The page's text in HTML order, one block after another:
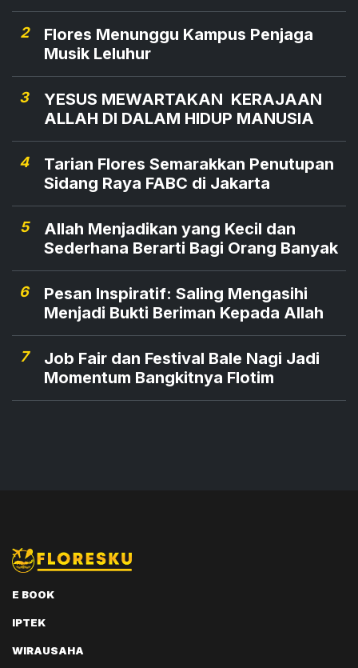
2
Flores Menunggu Kampus Penjaga
Musik Leluhur
3
YESUS MEWARTAKAN KERAJAAN
ALLAH DI DALAM HIDUP MANUSIA
4
Tarian Flores Semarakkan Penutupan
Sidang Raya FABC di Jakarta
5
Allah Menjadikan yang Kecil dan
Sederhana Berarti Bagi Orang Banyak
6
Pesan Inspiratif: Saling Mengasihi
Menjadi Bukti Beriman Kepada Allah
7
Job Fair dan Festival Bale Nagi Jadi
Momentum Bangkitnya Flotim
E BOOK
IPTEK
WIRAUSAHA